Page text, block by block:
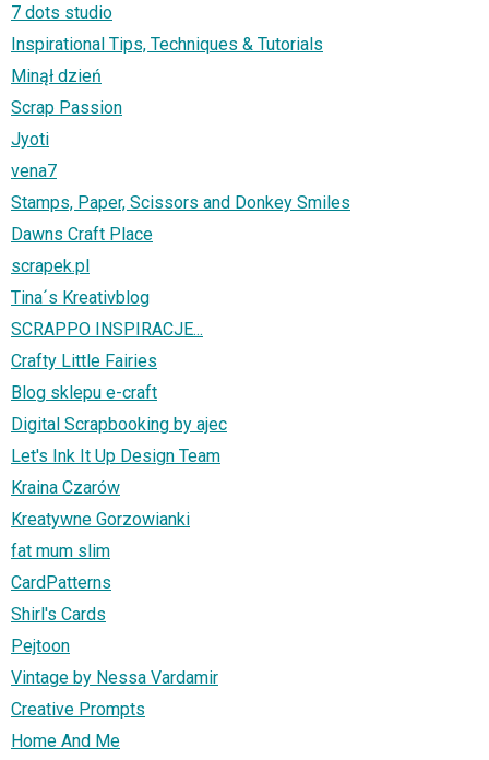
7 dots studio
Inspirational Tips, Techniques & Tutorials
Minął dzień
Scrap Passion
Jyoti
vena7
Stamps, Paper, Scissors and Donkey Smiles
Dawns Craft Place
scrapek.pl
Tina´s Kreativblog
SCRAPPO INSPIRACJE...
Crafty Little Fairies
Blog sklepu e-craft
Digital Scrapbooking by ajec
Let's Ink It Up Design Team
Kraina Czarów
Kreatywne Gorzowianki
fat mum slim
CardPatterns
Shirl's Cards
Pejtoon
Vintage by Nessa Vardamir
Creative Prompts
Home And Me